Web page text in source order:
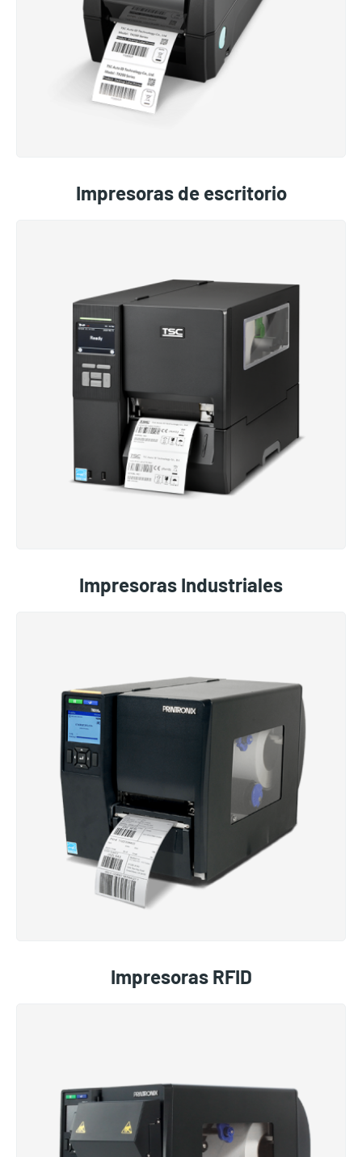
Impresoras de escritorio
Impresoras Industriales
Impresoras RFID